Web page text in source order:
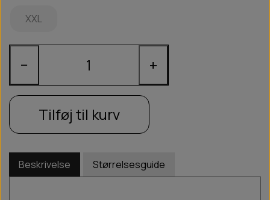
XXL
− +
Tilføj til kurv
Beskrivelse Størrelsesguide